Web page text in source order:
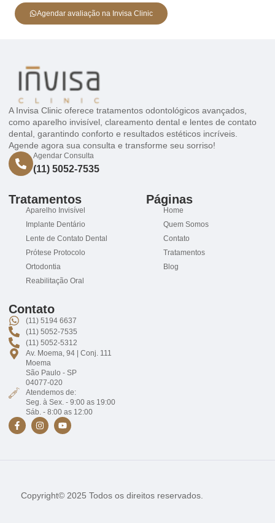
Agendar avaliação na Invisa Clinic
A Invisa Clinic oferece tratamentos odontológicos avançados,
como aparelho invisível, clareamento dental e lentes de contato
dental, garantindo conforto e resultados estéticos incríveis.
Agende agora sua consulta e transforme seu sorriso!
Agendar Consulta
(11) 5052-7535
Tratamentos
Aparelho Invisível
Implante Dentário
Lente de Contato Dental
Prótese Protocolo
Ortodontia
Reabilitação Oral
Páginas
Home
Quem Somos
Contato
Tratamentos
Blog
Contato
(11) 5194 6637
(11) 5052-7535
(11) 5052-5312
Av. Moema, 94 | Conj. 111
Moema
São Paulo - SP
04077-020
Atendemos de:
Seg. à Sex. - 9:00 as 19:00
Sáb. - 8:00 as 12:00
Copyright© 2025 Todos os direitos reservados.